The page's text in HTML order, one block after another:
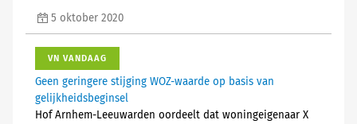
5 oktober 2020
VN VANDAAG
Geen geringere stijging WOZ-waarde op basis van
gelijkheidsbeginsel
Hof Arnhem-Leeuwarden oordeelt dat woningeigenaar X